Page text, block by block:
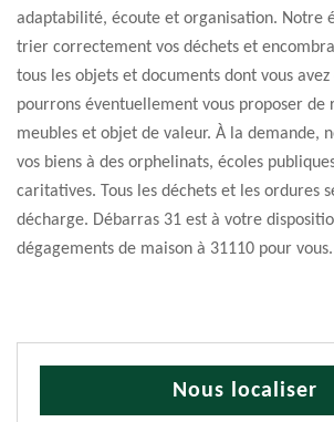
adaptabilité, écoute et organisation. Notre
trier correctement vos déchets et
tous les objets et documents dont vous
pourrons éventuellement vous proposer de
meubles et objet de valeur. À la demande,
vos biens à des orphelinats, écoles
caritatives. Tous les déchets et les ordures
décharge. Débarras 31 est à votre
dégagements de maison à 31110 pour vous.
Nous localiser